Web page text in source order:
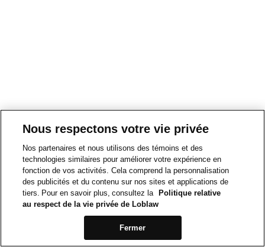
Nous respectons votre vie privée
Nos partenaires et nous utilisons des témoins et des
technologies similaires pour améliorer votre expérience en
fonction de vos activités. Cela comprend la personnalisation
des publicités et du contenu sur nos sites et applications de
tiers. Pour en savoir plus, consultez la
Politique relative
au respect de la vie privée de Loblaw
Fermer